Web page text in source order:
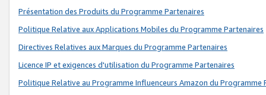
Présentation des Produits du Programme Partenaires
Politique Relative aux Applications Mobiles du Programme Partenaires
Directives Relatives aux Marques du Programme Partenaires
Licence IP et exigences d'utilisation du Programme Partenaires
Politique Relative au Programme Influenceurs Amazon du Programme